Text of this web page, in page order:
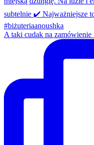
A taki cudak na